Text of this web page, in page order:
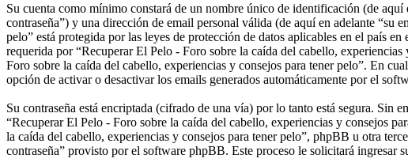
Su cuenta como mínimo constará de un nombre único de identificación (de
contraseña”) y una dirección de email personal válida (de aquí en adelante
pelo” está protegida por las leyes de protección de datos aplicables en el país
requerida por “Recuperar El Pelo - Foro sobre la caída del cabello,
Foro sobre la caída del cabello, experiencias y consejos para tener pelo”. En
opción de activar o desactivar los emails generados automáticamente por el
Su contraseña está encriptada (cifrado de una vía) por lo tanto está segura. Sin
“Recuperar El Pelo - Foro sobre la caída del cabello, experiencias y consejos
la caída del cabello, experiencias y consejos para tener pelo”, phpBB u otra
contraseña” provisto por el software phpBB. Este proceso le solicitará ingresar